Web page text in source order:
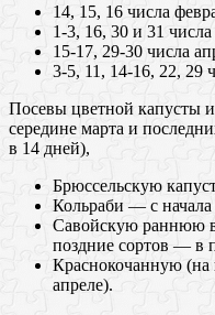
14, 15, 16 числа
1-3, 16, 30 и 31 числа
15-17, 29-30 числа
3-5, 11, 14-16, 22, 29
Посевы цветной капусты
середине марта и
в 14 дней),
Брюссельскую
Кольраби — с
Савойскую раннюю
поздние сортов — в
Краснокочанную (на
апреле).